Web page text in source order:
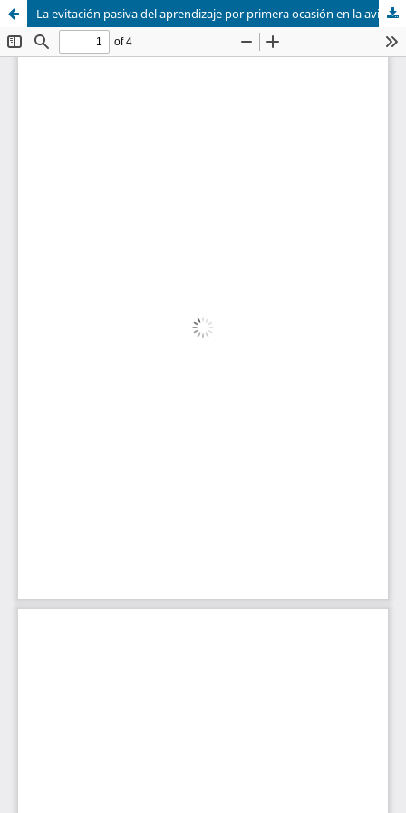
La evitación pasiva del aprendizaje por primera ocasión en la avicultura latina